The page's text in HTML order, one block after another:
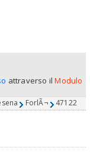
attraverso ilModulo
ForlÃ¬ 47122